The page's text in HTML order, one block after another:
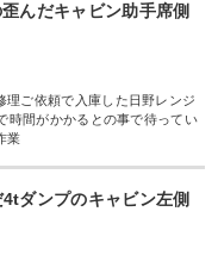
んだキャビン助手席側
ご依頼で入庫した日野レンジ
時間がかかるとの事で待ってい
業
ダンプのキャビン左側